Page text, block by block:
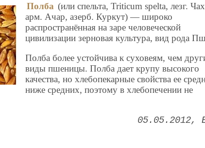
Полба (или спельта, Triticum spelta, лезг.
арм. Ачар, азерб. Куркут) — широко
распространённая на заре человеческой
цивилизации зерновая культура, вид рода
Полба более устойчива к суховеям, чем
виды пшеницы. Полба дает крупу высокого
качества, но хлебопекарные свойства ее
ниже средних, поэтому в хлебопечении не
05.05.2012